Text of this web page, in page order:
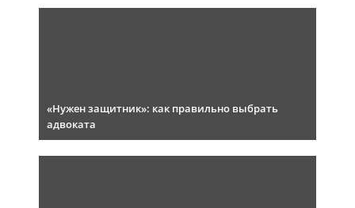
«Нужен защитник»: как правильно выбрать
адвоката